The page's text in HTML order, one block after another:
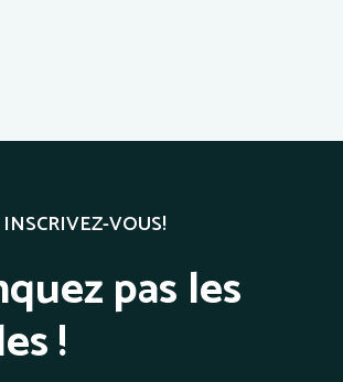
VOUS!
pas les
!